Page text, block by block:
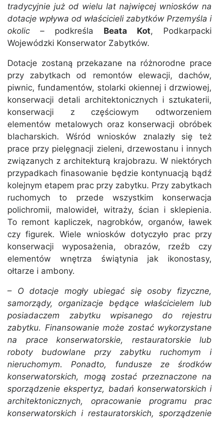
tradycyjnie już od wielu lat najwięcej wniosków na
dotacje wpływa od właścicieli zabytków Przemyśla i
okolic – podkreśla Beata Kot, Podkarpacki
Wojewódzki Konserwator Zabytków.
Dotacje zostaną przekazane na różnorodne prace
przy zabytkach od remontów elewacji, dachów,
piwnic, fundamentów, stolarki okiennej i drzwiowej,
konserwacji detali architektonicznych i sztukaterii,
konserwacji z częściowym odtworzeniem
elementów metalowych oraz konserwacji obróbek
blacharskich. Wśród wniosków znalazły się też
prace przy pielęgnacji zieleni, drzewostanu i innych
związanych z architekturą krajobrazu. W niektórych
przypadkach finasowanie będzie kontynuacją bądź
kolejnym etapem prac przy zabytku. Przy zabytkach
ruchomych to przede wszystkim konserwacja
polichromii, malowideł, witraży, ścian i sklepienia.
To remont kapliczek, nagrobków, organów, ławek
czy figurek. Wiele wniosków dotyczyło prac przy
konserwacji wyposażenia, obrazów, rzeźb czy
elementów wnętrza świątynia jak ikonostasy,
ołtarze i ambony.
– O dotacje mogły ubiegać się osoby fizyczne,
samorządy, organizacje będące właścicielem lub
posiadaczem zabytku wpisanego do rejestru
zabytku. Finansowanie może zostać wykorzystane
na prace konserwatorskie, restauratorskie lub
roboty budowlane przy zabytku ruchomym i
nieruchomym. Ponadto, fundusze ze środków
konserwatorskich, mogą zostać przeznaczone na
sporządzenie ekspertyz, badań konserwatorskich i
architektonicznych, opracowanie programu prac
konserwatorskich i restauratorskich, sporządzenie